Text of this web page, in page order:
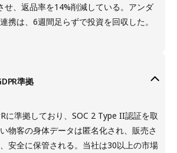
せ、返品率を14%削減している。アンダ
携は、6週間足らずで投資を回収した。
準拠
に準拠しており、SOC 2 Type II認証を取
物客の身体データは匿名化され、販売さ
安全に保管される。当社は30以上の市場